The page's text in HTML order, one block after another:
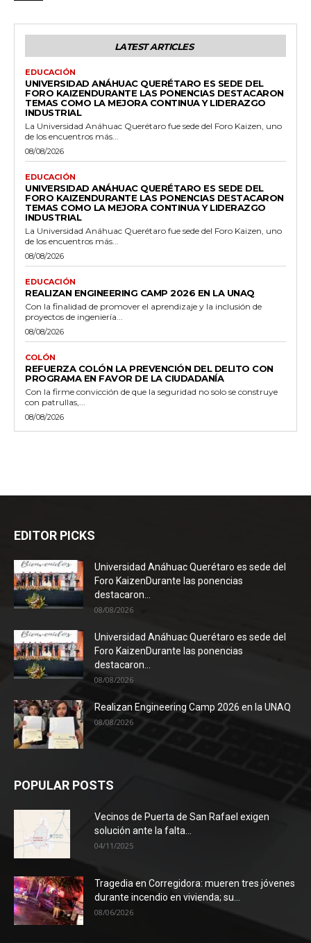
LATEST ARTICLES
EDUCACIÓN
UNIVERSIDAD ANÁHUAC QUERÉTARO ES SEDE DEL
FORO KAIZENDURANTE LAS PONENCIAS DESTACARON
TEMAS COMO LA MEJORA CONTINUA Y LIDERAZGO
INDUSTRIAL
La Universidad Anáhuac Querétaro fue sede del Foro Kaizen, uno
de los encuentros más...
08/08/2026
EDUCACIÓN
UNIVERSIDAD ANÁHUAC QUERÉTARO ES SEDE DEL
FORO KAIZENDURANTE LAS PONENCIAS DESTACARON
TEMAS COMO LA MEJORA CONTINUA Y LIDERAZGO
INDUSTRIAL
La Universidad Anáhuac Querétaro fue sede del Foro Kaizen, uno
de los encuentros más...
08/08/2026
EDUCACIÓN
REALIZAN ENGINEERING CAMP 2026 EN LA UNAQ
Con la finalidad de promover el aprendizaje y la inclusión de
proyectos de ingeniería...
08/08/2026
COLÓN
REFUERZA COLÓN LA PREVENCIÓN DEL DELITO CON
PROGRAMA EN FAVOR DE LA CIUDADANÍA
Con la firme convicción de que la seguridad no solo se construye
con patrullas,...
08/08/2026
EDITOR PICKS
Universidad Anáhuac Querétaro es sede del
Foro KaizenDurante las ponencias
destacaron...
08/08/2026
Universidad Anáhuac Querétaro es sede del
Foro KaizenDurante las ponencias
destacaron...
08/08/2026
Realizan Engineering Camp 2026 en la UNAQ
08/08/2026
POPULAR POSTS
Vecinos de Puerta de San Rafael exigen
solución ante la falta...
04/11/2025
Tragedia en Corregidora: mueren tres jóvenes
durante incendio en vivienda; su...
08/06/2026